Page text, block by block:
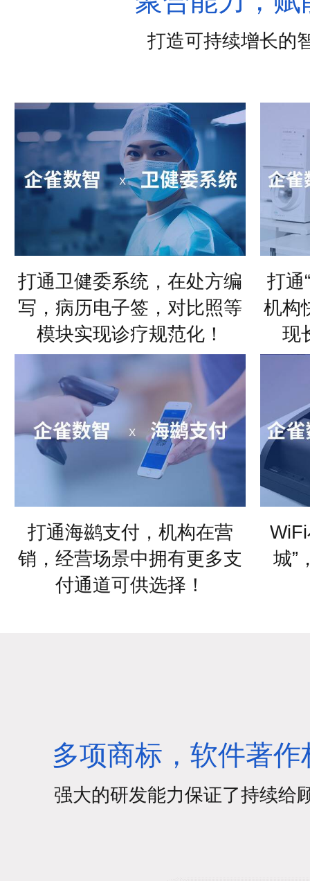
参加全球美创会论坛
聚合能力，赋
打造可持续增长的
打通卫健委系统，在处方编
写，病历电子签，对比照等
打通
机构
现
付通道可供选择！